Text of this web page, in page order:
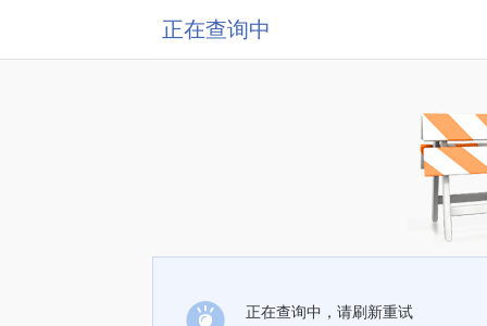
正在查询中
正在查询中，请刷新重试